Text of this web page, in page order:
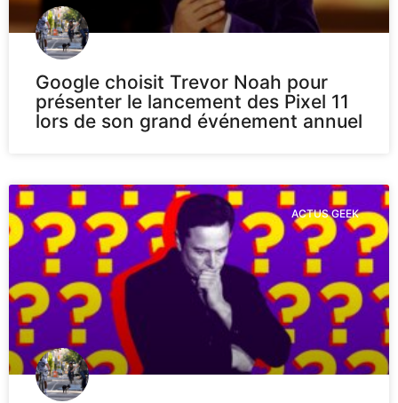
Google choisit Trevor Noah pour
présenter le lancement des Pixel 11
lors de son grand événement annuel
ACTUS GEEK